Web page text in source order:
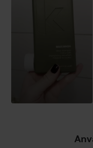
håret, rengöra och
avgiftar hår &